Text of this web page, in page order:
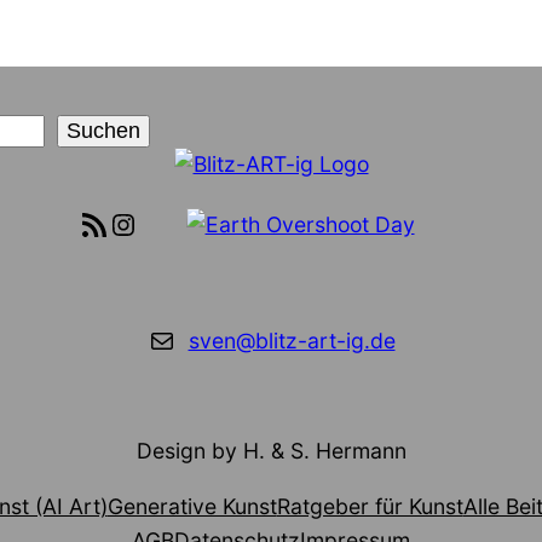
Suchen
RSS-Feed Instagram
E-Mail sven@blitz-art-ig.de
Design by H. & S. Hermann
(AI Art)Generative KunstRatgeber für KunstAlle